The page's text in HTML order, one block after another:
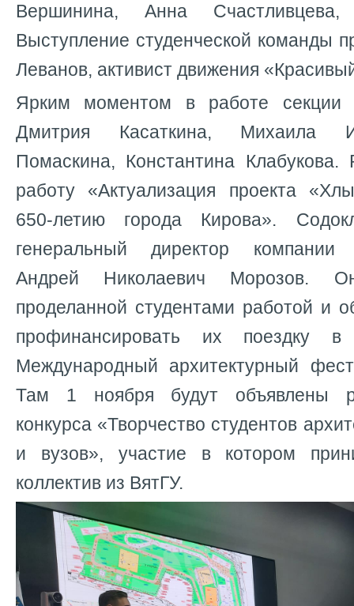
Вершинина, Анна
Выступление студенческой команды
Леванов, активист движения
Ярким моментом в работе секции
Дмитрия Касаткина, Михаила
Помаскина, Константина Клабукова.
работу «Актуализация проекта
650-летию города Кирова».
генеральный директор компании
Андрей Николаевич Морозов.
проделанной студентами работой и
профинансировать их поездку
Международный архитектурный
Там 1 ноября будут объявлены
конкурса «Творчество студентов
и вузов», участие в котором
коллектив из ВятГУ.